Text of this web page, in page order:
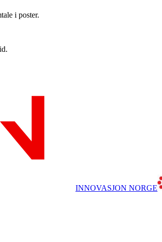
i poster.
INNOVASJON NORGE